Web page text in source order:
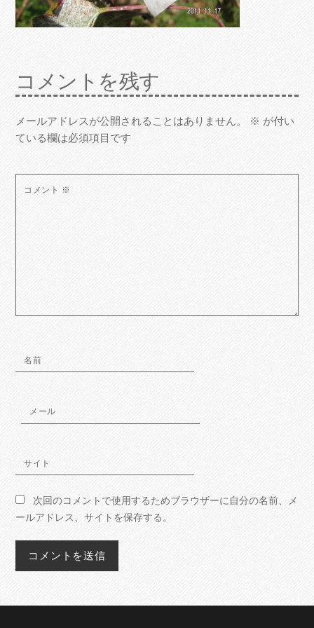
コメントを残す
メールアドレスが公開されることはありません。 ※ が付い
ている欄は必須項目です
コメント ※
名前
メール
サイト
次回のコメントで使用するためブラウザーに自分の名前、メ
ールアドレス、サイトを保存する。